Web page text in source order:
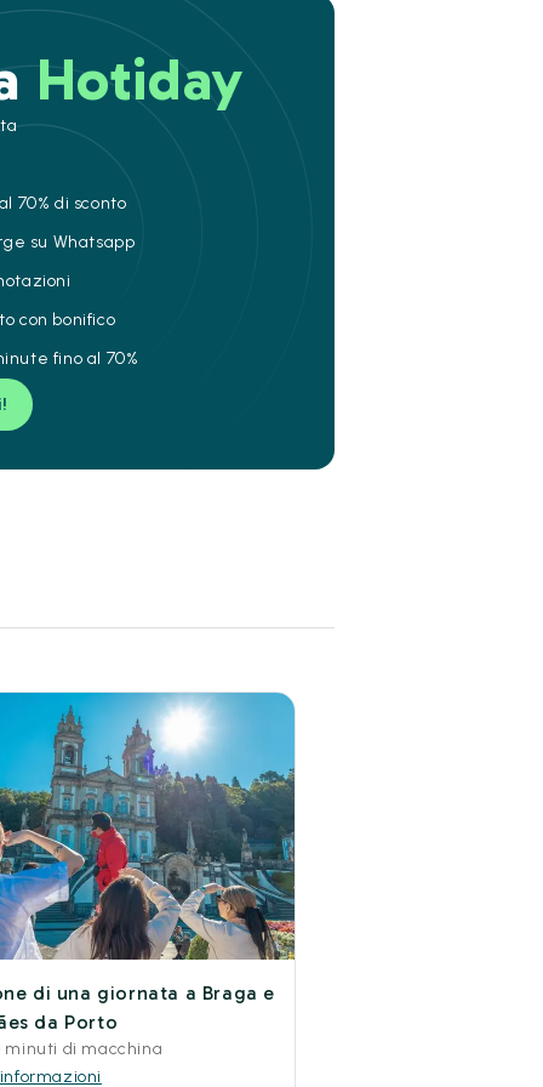
Hotiday
70% di sconto
su Whatsapp
con bonifico
fino al 70%
di una giornata a Braga e
da Porto
minuti di macchina